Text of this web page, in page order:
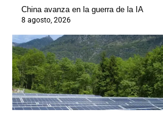
China avanza en la guerra de la IA
8 agosto, 2026